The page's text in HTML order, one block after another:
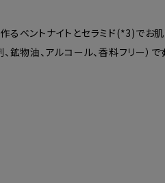
ベントナイトとセラミド(*3)でお肌
物油、アルコール、香料フリー）で